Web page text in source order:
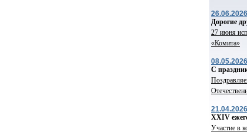
26.06.2026
Дорогие
27 июня
«Комита»
08.05.2026
С
21.04.2026
ХХIV
Участие в